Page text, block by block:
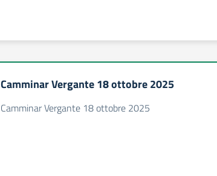
Camminar Vergante 18 ottobre 2025
Camminar Vergante 18 ottobre 2025